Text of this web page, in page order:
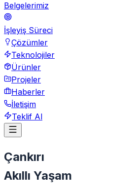
Belgelerimiz
İşleyiş Süreci
Çözümler
Teknolojiler
Ürünler
Projeler
Haberler
İletişim
Teklif Al
Çankırı
Akıllı Yaşam